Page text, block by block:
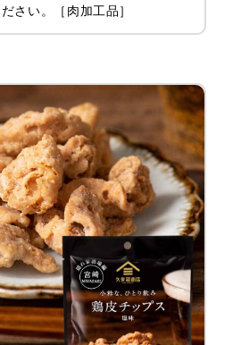
さい。［肉加工品］